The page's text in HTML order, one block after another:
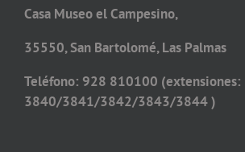
Casa Museo el Campesino,
35550, San Bartolomé, Las Palmas
Teléfono: 928 810100 (extensiones:
3840/3841/3842/3843/3844 )